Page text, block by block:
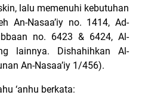
lalu memenuhi kebutuhan
An-Nasaa’iy no. 1414, Ad-
no. 6423 & 6424, Al-
lainnya. Dishahihkan Al-
An-Nasaa’iy 1/456).
‘anhu berkata: